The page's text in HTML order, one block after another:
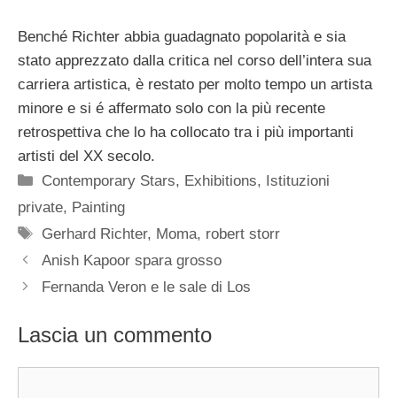
Benché Richter abbia guadagnato popolarità e sia
stato apprezzato dalla critica nel corso dell’intera sua
carriera artistica, è restato per molto tempo un artista
minore e si é affermato solo con la più recente
retrospettiva che lo ha collocato tra i più importanti
artisti del XX secolo.
Categorie
Contemporary Stars, Exhibitions, Istituzioni
private, Painting
Tag
Gerhard Richter, Moma, robert storr
Anish Kapoor spara grosso
Fernanda Veron e le sale di Los
Lascia un commento